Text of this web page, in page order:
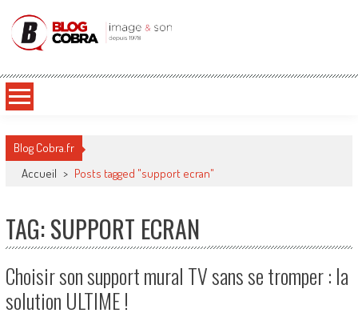
Blog Cobra
Blog Cobra.fr
Accueil > Posts tagged "support ecran"
TAG: SUPPORT ECRAN
Choisir son support mural TV sans se tromper : la
solution ULTIME !